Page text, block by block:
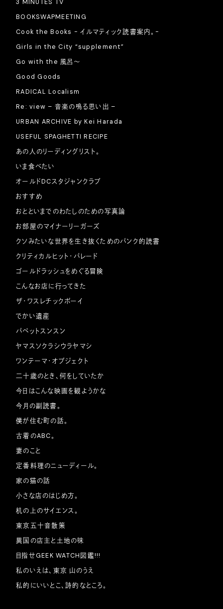
3 MINUTES TV
BOOKSWAPMEETING
Cook the Books - イルマティック読書案内。-
Girls in the City “supplement”
Go with the 風呂〜
Good Goods
RADICAL Localism
Re: view – 音楽の鳴る思い出 –
URBAN ARCHIVE by Kei Harada
USEFUL SPAGHETTI RECIPE
あの人のリーディングリスト。
いま食べたい
オールドDCスタジャンクラブ
おすすめ
おとといまでのわたしのための写真論
お部屋のマイナーリーガーズ
クソみたいな世界を生き抜くためのパンク的読書
クリティカルヒット・パレード
ゴールドラッシュをめぐる冒険
こんなお店に行ってきた
ザ・ワスレチックボーイ
でかい遺産
パペットスンスン
ヤマスソクラシウラヤマシ
ワンテーマ・オブジェクト
二十歳のとき、何をしていたか
今日はこんな映画を観ようかな
今月の副読書。
僕が住む町の話。
古着のABC。
妻のこと
定番料理のニューディール。
家の猫の話
小さな店のはじめ方。
机の上のサイエンス。
東京五十音散策
異国の店主と土地の味
目指せGEEK WATCH図鑑!!!
私のいえは、東京 山のうえ
私的にいいとこ、詩的なところ。